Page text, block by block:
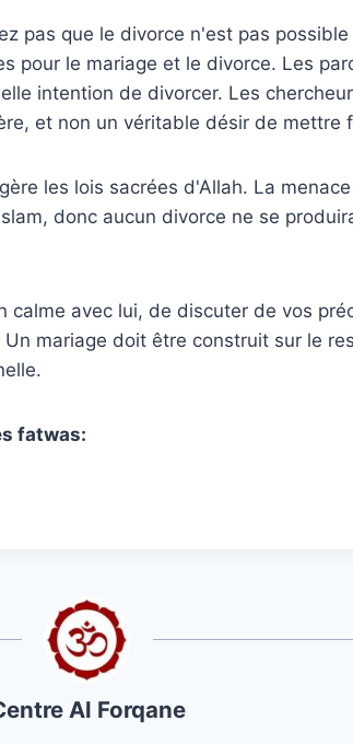
pas que le divorce n'est pas
pour le mariage et le divorce. Les
intention de divorcer. Les
et non un véritable désir de mettre
les lois sacrées d'Allah. La
donc aucun divorce ne se
calme avec lui, de discuter de vos
mariage doit être construit sur le
fatwas:
Al Forqane